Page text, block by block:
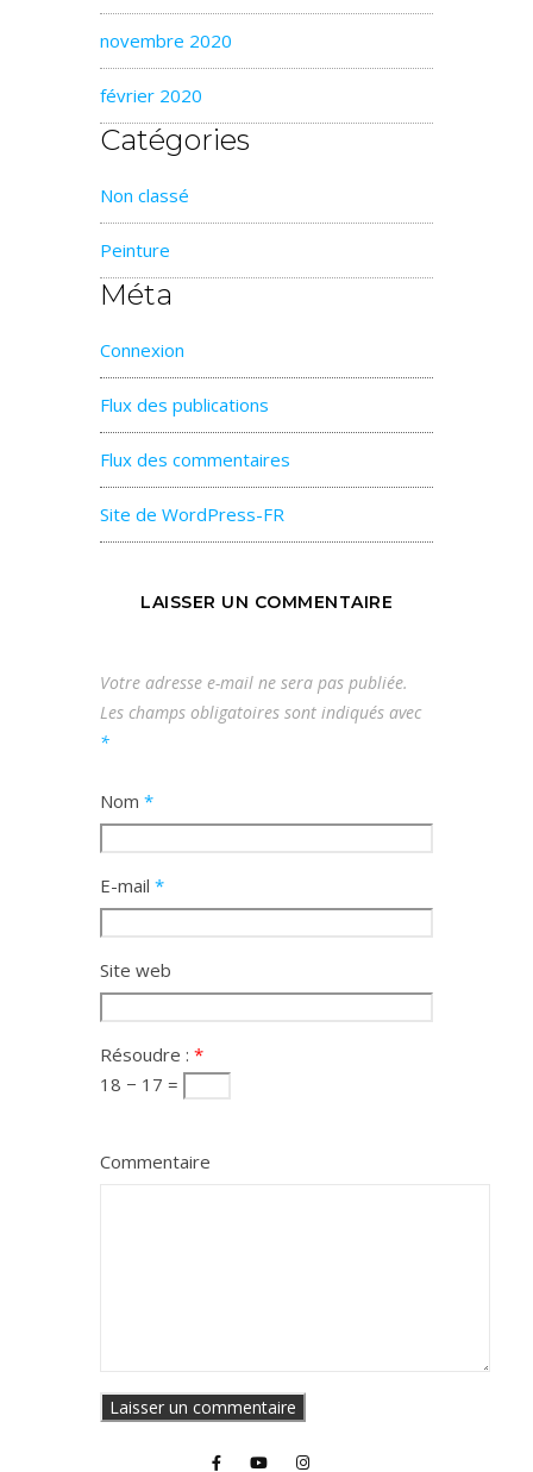
novembre 2020
février 2020
Catégories
Non classé
Peinture
Méta
Connexion
Flux des publications
Flux des commentaires
Site de WordPress-FR
LAISSER UN COMMENTAIRE
Votre adresse e-mail ne sera pas publiée.
Les champs obligatoires sont indiqués avec
*
Nom *
E-mail *
Site web
Résoudre : *
18 − 17 =
Commentaire